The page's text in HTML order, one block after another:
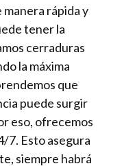
rápida y
tener la
cerraduras
la máxima
que
puede surgir
eso, ofrecemos
7. Esto asegura
siempre habrá